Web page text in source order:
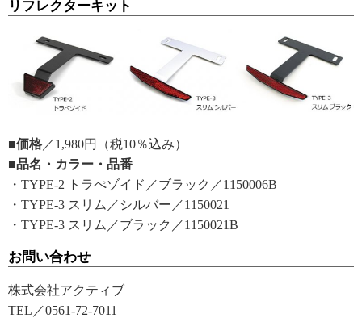
リフレクターキット
■価格 ／1,980円（税10％込み）
■品名・カラー・品番
・TYPE-2 トラぺゾイド／ブラック／1150006B
・TYPE-3 スリム／シルバー／1150021
・TYPE-3 スリム／ブラック／1150021B
お問い合わせ
株式会社アクティブ
TEL／0561-72-7011